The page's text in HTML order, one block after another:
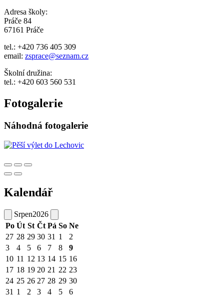
Adresa školy:
Práče 84
67161 Práče
tel.: +420 736 405 309
email: zsprace@seznam.cz
Školní družina:
tel.: +420 603 560 531
Fotogalerie
Náhodná fotogalerie
Kalendář
Srpen2026
Po Út St Čt Pá So Ne
27 28 29 30 31 1
2
3
4 5 6 7 8
9
10 11 12 13 14 15 16
17 18 19 20 21 22 23
24 25 26 27 28 29 30
31 1 2 3 4 5 6